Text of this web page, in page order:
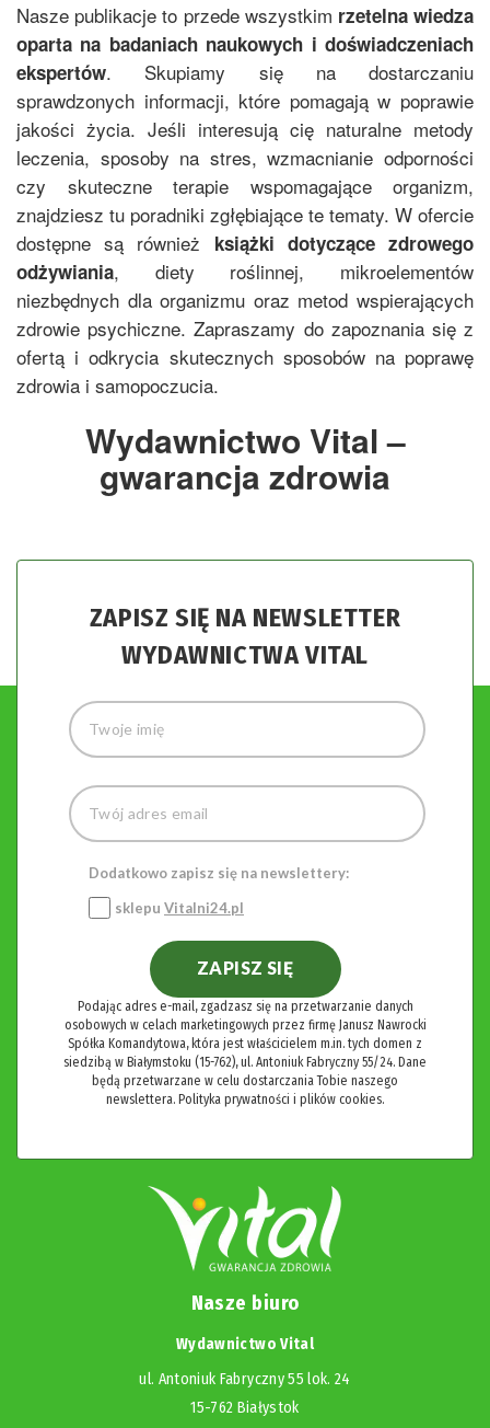
Nasze publikacje to przede wszystkim rzetelna wiedza
oparta na badaniach naukowych i doświadczeniach
ekspertów. Skupiamy się na dostarczaniu
sprawdzonych informacji, które pomagają w poprawie
jakości życia. Jeśli interesują cię naturalne metody
leczenia, sposoby na stres, wzmacnianie odporności
czy skuteczne terapie wspomagające organizm,
znajdziesz tu poradniki zgłębiające te tematy. W ofercie
dostępne są również książki dotyczące zdrowego
odżywiania, diety roślinnej, mikroelementów
niezbędnych dla organizmu oraz metod wspierających
zdrowie psychiczne. Zapraszamy do zapoznania się z
ofertą i odkrycia skutecznych sposobów na poprawę
zdrowia i samopoczucia.
Wydawnictwo Vital –
gwarancja zdrowia
ZAPISZ SIĘ NA NEWSLETTER
WYDAWNICTWA VITAL
Dodatkowo zapisz się na newslettery:
sklepu Vitalni24.pl
ZAPISZ SIĘ
Podając adres e-mail, zgadzasz się na przetwarzanie danych
osobowych w celach marketingowych przez firmę Janusz Nawrocki
Spółka Komandytowa, która jest właścicielem m.in. tych domen z
siedzibą w Białymstoku (15-762), ul. Antoniuk Fabryczny 55/24. Dane
będą przetwarzane w celu dostarczania Tobie naszego
newslettera. Polityka prywatności i plików cookies.
Nasze biuro
Wydawnictwo Vital
ul. Antoniuk Fabryczny 55 lok. 24
15-762 Białystok